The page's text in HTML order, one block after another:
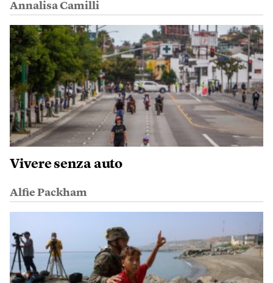
Annalisa Camilli
Vivere senza auto
Alfie Packham